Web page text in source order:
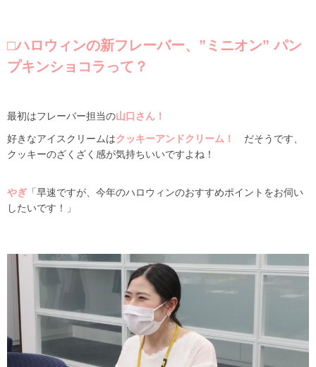
□ハロウィンの新フレーバー、”ミニオン” パン
プキンショコラって？
最初はフレーバー担当の山口さん！
好きなアイスクリームはクッキーアンドクリーム！
だそうです、
クッキーのざくざく感が気持ちいいですよね！
やぎ 「早速ですが、今年のハロウィンのおすすめポイントをお伺い
したいです！」